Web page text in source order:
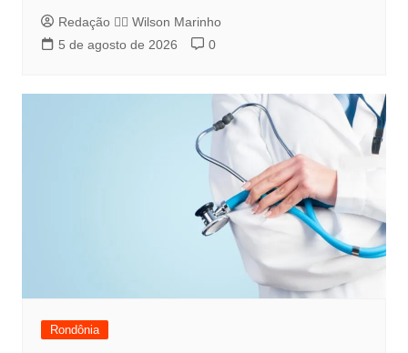
Redação 👨‍⚖️​ Wilson Marinho
5 de agosto de 2026
0
Rondônia